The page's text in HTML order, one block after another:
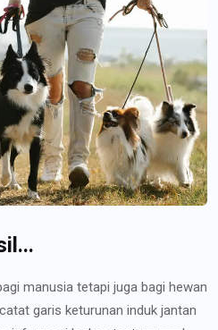
manusia tetapi juga bagi hewan
garis keturunan induk jantan